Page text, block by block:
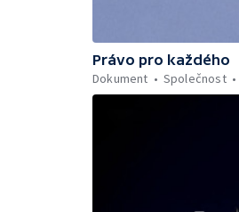
Právo pro každého
Dokument
Společnost